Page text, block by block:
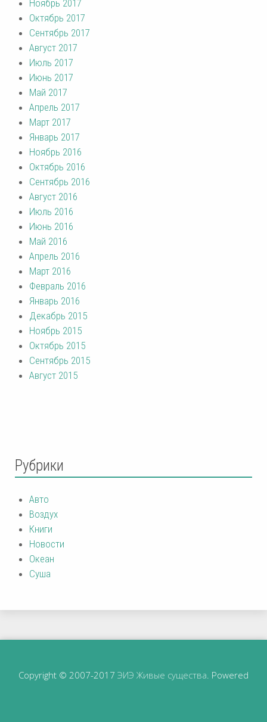
Ноябрь 2017
Октябрь 2017
Сентябрь 2017
Август 2017
Июль 2017
Июнь 2017
Май 2017
Апрель 2017
Март 2017
Январь 2017
Ноябрь 2016
Октябрь 2016
Сентябрь 2016
Август 2016
Июль 2016
Июнь 2016
Май 2016
Апрель 2016
Март 2016
Февраль 2016
Январь 2016
Декабрь 2015
Ноябрь 2015
Октябрь 2015
Сентябрь 2015
Август 2015
Рубрики
Авто
Воздух
Книги
Новости
Океан
Суша
Copyright © 2007-2017 ЭИЭ Живые существа . Powered